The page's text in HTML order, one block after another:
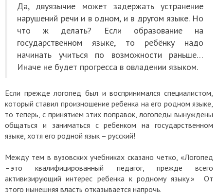
Да, двуязычие может задержать устранение
нарушений речи и в одном, и в другом языке. Но
что ж делать? Если образование на
государственном языке, то ребёнку надо
начинать учиться по возможности раньше…
Иначе не будет прогресса в овладении языком.
Если прежде логопед был и воспринимался специалистом,
который ставил произношение ребенка на его родном языке,
то теперь, с принятием этих поправок, логопеды вынуждены
общаться и заниматься с ребенком на государственном
языке, хотя его родной язык – русский!
Между тем в вузовских учебниках сказано четко, «Логопед
–это квалифицированный педагог, прежде всего
активизирующий интерес ребенка к родному языку.» От
этого нынешняя власть отказывается напрочь.